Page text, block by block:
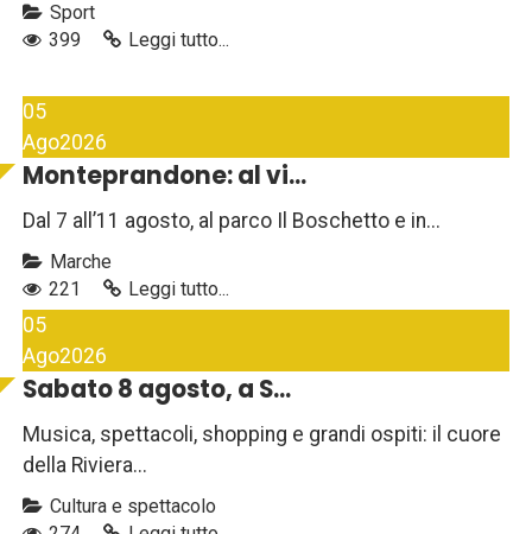
Sport
399
Leggi tutto...
05
Ago2026
Monteprandone: al vi...
Dal 7 all’11 agosto, al parco Il Boschetto e in...
Marche
221
Leggi tutto...
05
Ago2026
Sabato 8 agosto, a S...
Musica, spettacoli, shopping e grandi ospiti: il cuore
della Riviera...
Cultura e spettacolo